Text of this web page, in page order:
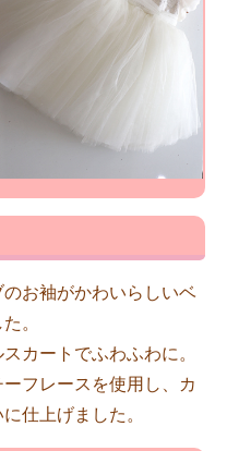
お袖がかわいらしいベ
。
カートでふわふわに。
フレースを使用し、カ
仕上げました。